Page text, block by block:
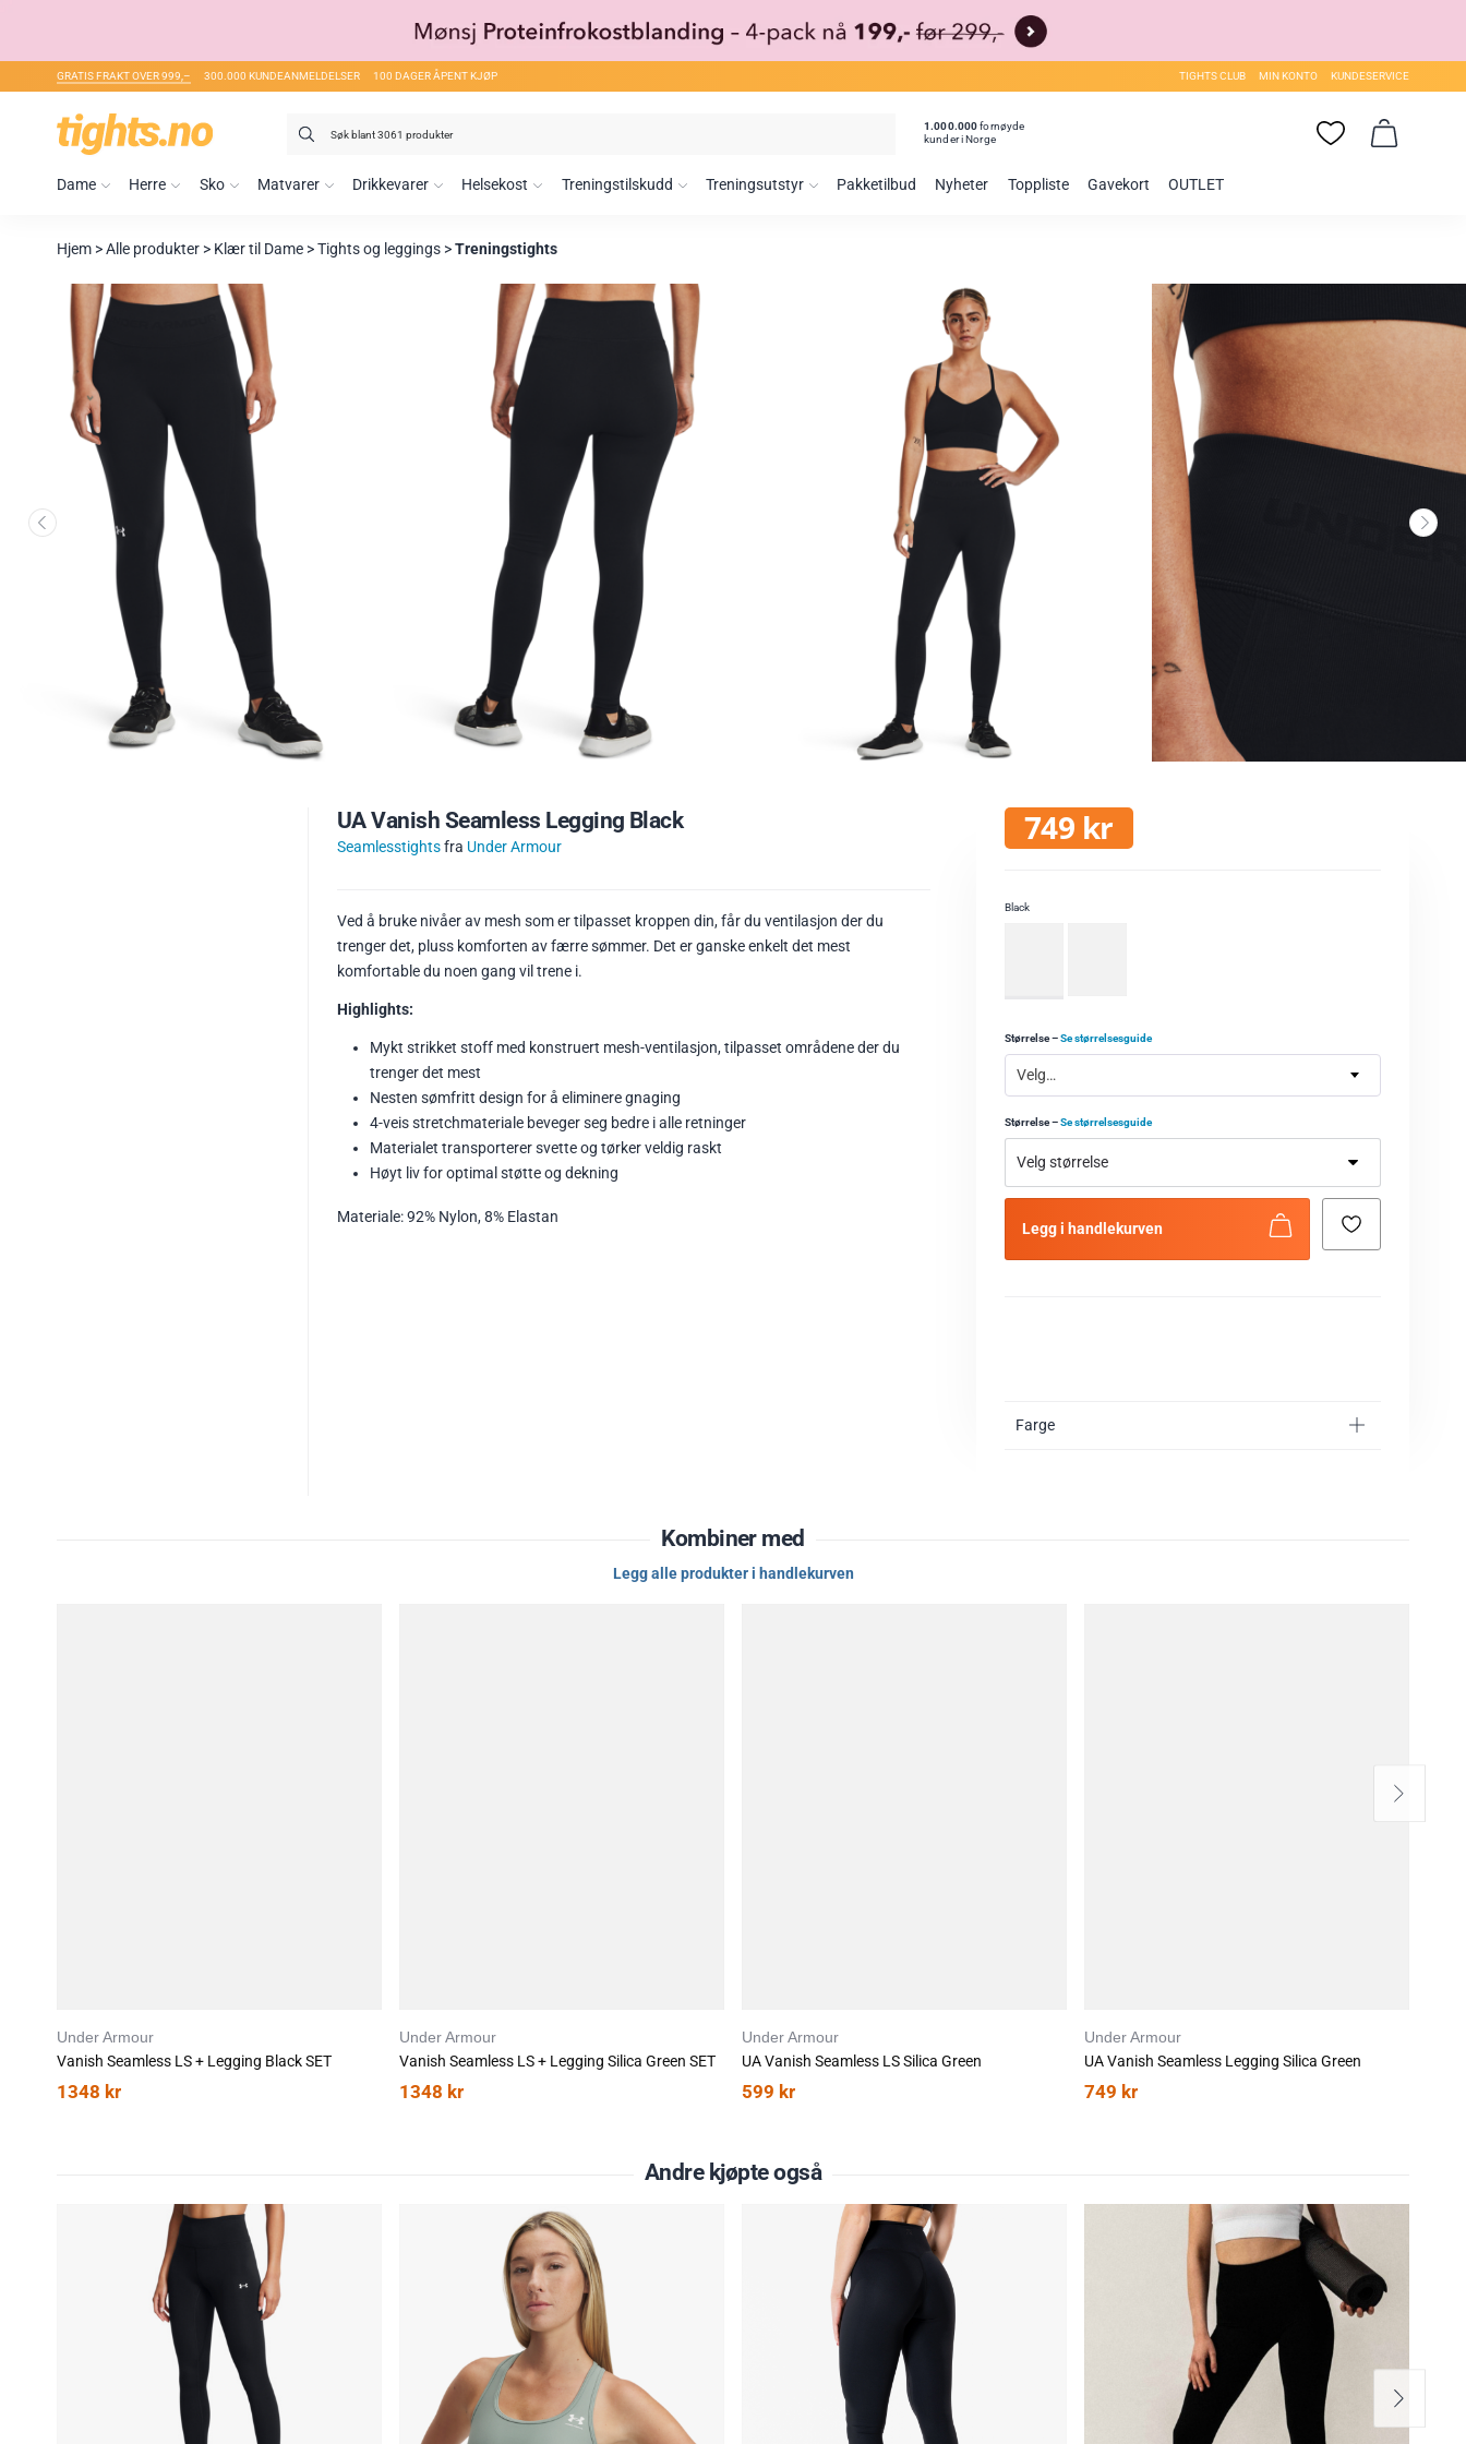
GRATIS FRAKT OVER 999,– 300.000 KUNDEANMELDELSER 100 DAGER ÅPENT KJØP TIGHTS CLUB MIN KONTO KUNDESERVICE
Søk
1.000.000fornøyde
kunder i Norge
Dame Herre Sko Matvarer Drikkevarer Helsekost Treningstilskudd Treningsutstyr Pakketilbud Nyheter Toppliste Gavekort OUTLET
Hjem >Alle produkter > Klær til Dame >Tights og leggings >Treningstights
UA Vanish Seamless Legging Black
Seamlesstightsfra Under Armour 749 kr
Black
Størrelse–Se størrelsesguide
Velg…
Størrelse–Se størrelsesguide
Legg i handlekurven
Farge
Ved å bruke nivåer av mesh som er tilpasset kroppen din, får du ventilasjon der du
trenger det, pluss komforten av færre sømmer. Det er ganske enkelt det mest
komfortable du noen gang vil trene i.
Highlights:
Mykt strikket stoff med konstruert mesh-ventilasjon, tilpasset områdene der du
trenger det mest
Nesten sømfritt design for å eliminere gnaging
4-veis stretchmateriale beveger seg bedre i alle retninger
Materialet transporterer svette og tørker veldig raskt
Høyt liv for optimal støtte og dekning
Materiale: 92% Nylon, 8% Elastan
Kombiner med
Under Armour
Vanish Seamless LS + Legging Black SET
1348 kr
Under Armour
Vanish Seamless LS + Legging Silica Green SET
1348 kr
Under Armour
UA Vanish Seamless LS Silica Green
599 kr
Under Armour
UA Vanish Seamless Legging Silica Green
749 kr
Legg alle produkter i handlekurven
Andre kjøpte også